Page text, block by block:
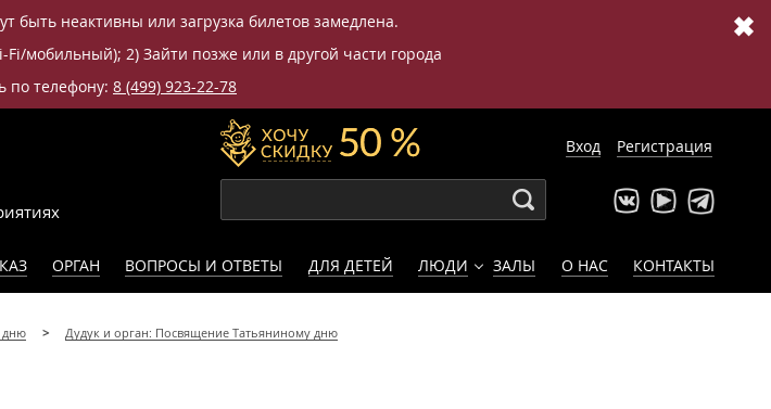
быть неактивны или загрузка билетов замедлена.
мобильный); 2) Зайти позже или в другой части города
по телефону: 8 (499) 923-22-78
✖
Вход Регистрация
ОРГАН ВОПРОСЫ И ОТВЕТЫ ДЛЯ ДЕТЕЙ ЛЮДИ ЗАЛЫ О НАС КОНТАКТЫ
дню Дудук и орган: Посвящение Татьяниному дню